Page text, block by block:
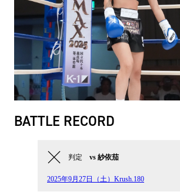
BATTLE RECORD
判定 vs 紗依茄
2025年9月27日（土）Krush.180